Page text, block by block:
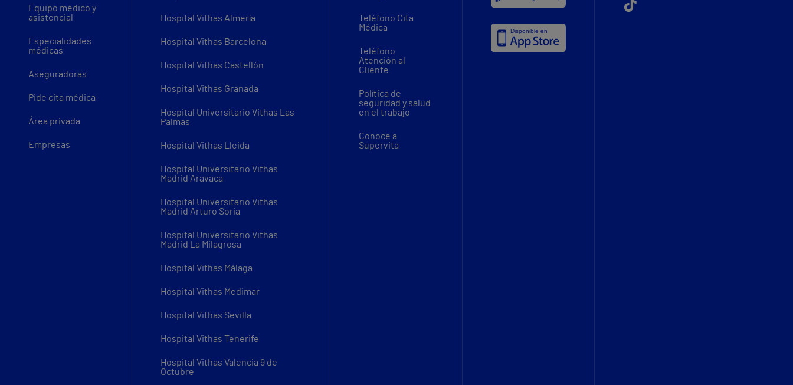
Equipo médico y
asistencial
Especialidades
médicas
Aseguradoras
Pide cita médica
Área privada
Empresas
Hospital Vithas Almería
Hospital Vithas Barcelona
Hospital Vithas Castellón
Hospital Vithas Granada
Hospital Universitario Vithas Las
Palmas
Hospital Vithas Lleida
Hospital Universitario Vithas
Madrid Aravaca
Hospital Universitario Vithas
Madrid Arturo Soria
Hospital Universitario Vithas
Madrid La Milagrosa
Hospital Vithas Málaga
Hospital Vithas Medimar
Hospital Vithas Sevilla
Hospital Vithas Tenerife
Hospital Vithas Valencia 9 de
Octubre
Teléfono Cita
Médica
Teléfono
Atención al
Cliente
Política de
seguridad y salud
en el trabajo
Conoce a
Supervita